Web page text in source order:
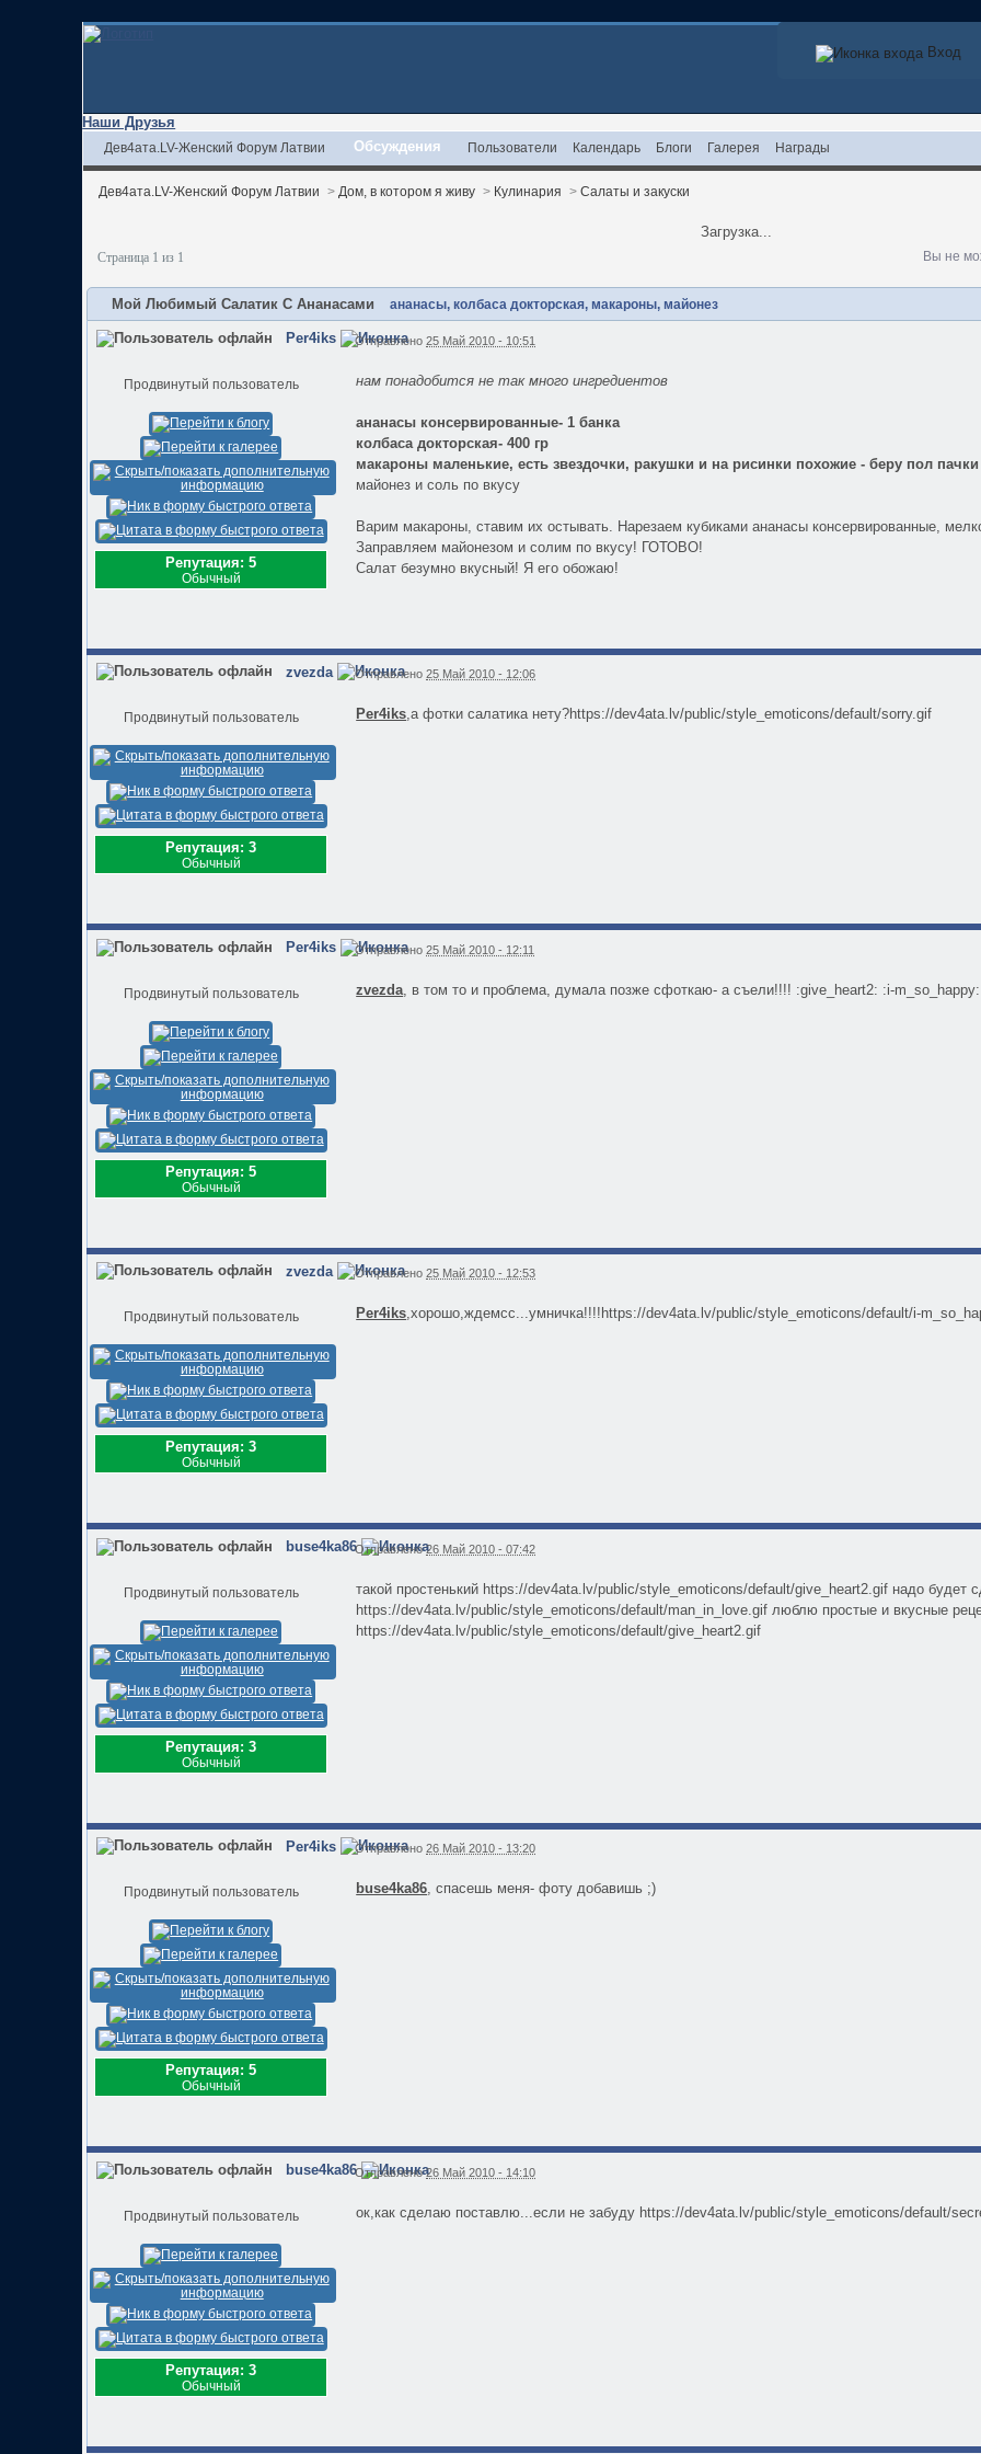
Вход
Наши Друзья
Дев4ата.LV-Женский Форум Латвии Обсуждения Пользователи Календарь Блоги Галерея Награды
Дев4ата.LV-Женский Форум Латвии > Дом, в котором я живу > Кулинария > Салаты и закуски
Загрузка...
Страница 1 из 1 Вы не
Мой Любимый Салатик С Ананасами ананасы, колбаса докторская, макароны, майонез
Per4iks
Продвинутый пользователь
Репутация: 5
Обычный
Отправлено25 Май 2010 - 10:51
нам понадобится не так много ингредиентов
ананасы консервированные- 1 банка
колбаса докторская- 400 гр
макароны маленькие, есть звездочки, ракушки и на рисинки похожие - беру пол пачки
майонез и соль по вкусу
Варим макароны, ставим их остывать. Нарезаем кубиками ананасы консервированные,
Заправляем майонезом и солим по вкусу! ГОТОВО!
Салат безумно вкусный! Я его обожаю!
zvezda
Продвинутый пользователь
Репутация: 3
Обычный
Отправлено25 Май 2010 - 12:06
Per4iks,а фотки салатика нету?https://dev4ata.lv/public/style_emoticons/default/sorry.gif
Per4iks
Продвинутый пользователь
Репутация: 5
Обычный
Отправлено25 Май 2010 - 12:11
zvezda , в том то и проблема, думала позже сфоткаю- а съели!!!! :give_heart2: :i-
zvezda
Продвинутый пользователь
Репутация: 3
Обычный
Отправлено25 Май 2010 - 12:53
Per4iks,хорошо,ждемсс...умничка!!!!https://dev4ata.lv/public/style_emoticons/default/i-
buse4ka86
Продвинутый пользователь
Репутация: 3
Обычный
Отправлено26 Май 2010 - 07:42
такой простенький https://dev4ata.lv/public/style_emoticons/default/give_heart2.gif надо будет
https://dev4ata.lv/public/style_emoticons/default/man_in_love.gif люблю простые и вкусные
https://dev4ata.lv/public/style_emoticons/default/give_heart2.gif
Per4iks
Продвинутый пользователь
Репутация: 5
Обычный
Отправлено26 Май 2010 - 13:20
buse4ka86, спасешь меня- фоту добавишь ;)
buse4ka86
Продвинутый пользователь
Репутация: 3
Обычный
Отправлено26 Май 2010 - 14:10
ок,как сделаю поставлю...если не забуду https://dev4ata.lv/public/style_emoticons/default/